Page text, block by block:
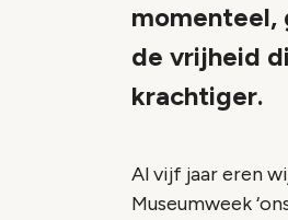
momenteel,
de vrijheid
krachtiger.
Al vijf jaar eren
Museumweek